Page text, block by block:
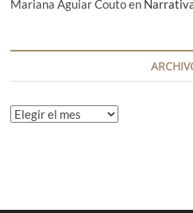
Mariana Aguiar Coutoen
A